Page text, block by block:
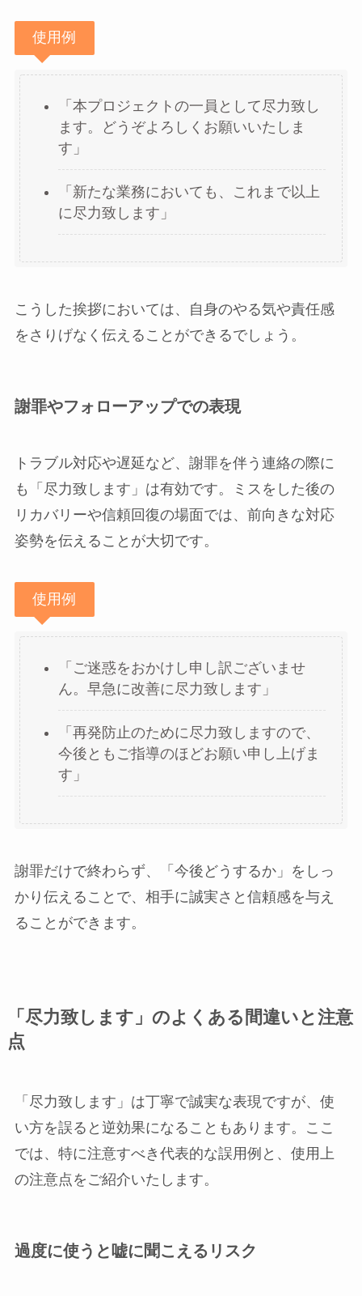
使用例
「本プロジェクトの一員として尽力致し
ます。どうぞよろしくお願いいたしま
す」
「新たな業務においても、これまで以上
に尽力致します」
こうした挨拶においては、自身のやる気や責任感
をさりげなく伝えることができるでしょう。
謝罪やフォローアップでの表現
トラブル対応や遅延など、謝罪を伴う連絡の際に
も「尽力致します」は有効です。ミスをした後の
リカバリーや信頼回復の場面では、前向きな対応
姿勢を伝えることが大切です。
使用例
「ご迷惑をおかけし申し訳ございませ
ん。早急に改善に尽力致します」
「再発防止のために尽力致しますので、
今後ともご指導のほどお願い申し上げま
す」
謝罪だけで終わらず、「今後どうするか」をしっ
かり伝えることで、相手に誠実さと信頼感を与え
ることができます。
「尽力致します」のよくある間違いと注意
点
「尽力致します」は丁寧で誠実な表現ですが、使
い方を誤ると逆効果になることもあります。ここ
では、特に注意すべき代表的な誤用例と、使用上
の注意点をご紹介いたします。
過度に使うと嘘に聞こえるリスク